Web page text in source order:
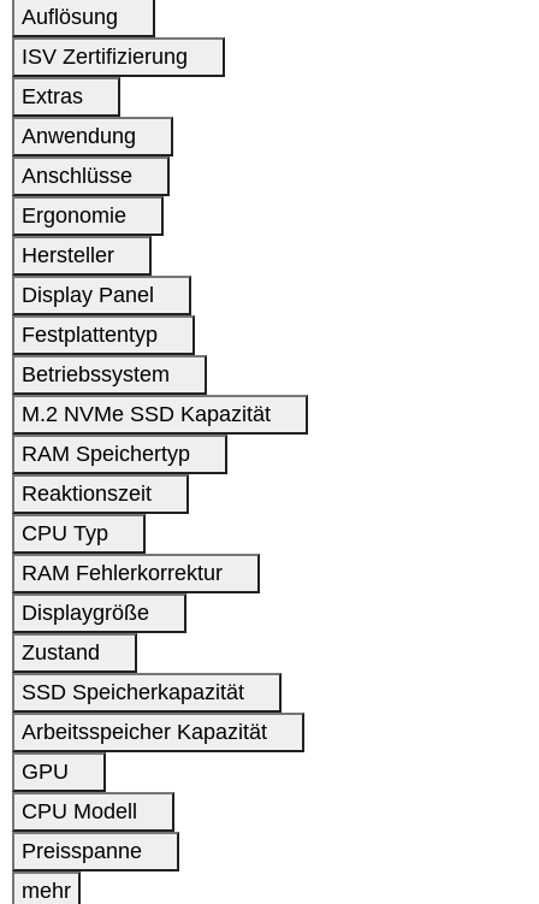
Auflösung
ISV Zertifizierung
Extras
Anwendung
Anschlüsse
Ergonomie
Hersteller
Display Panel
Festplattentyp
Betriebssystem
M.2 NVMe SSD Kapazität
RAM Speichertyp
Reaktionszeit
CPU Typ
RAM Fehlerkorrektur
Displaygröße
Zustand
SSD Speicherkapazität
Arbeitsspeicher Kapazität
GPU
CPU Modell
Preisspanne
mehr